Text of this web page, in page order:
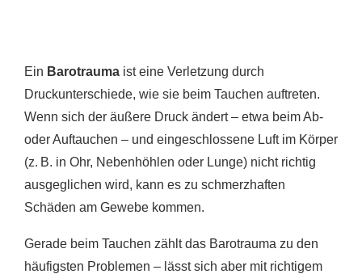
Ein Barotrauma ist eine Verletzung durch
Druckunterschiede, wie sie beim Tauchen auftreten.
Wenn sich der äußere Druck ändert – etwa beim Ab-
oder Auftauchen – und eingeschlossene Luft im Körper
(z. B. in Ohr, Nebenhöhlen oder Lunge) nicht richtig
ausgeglichen wird, kann es zu schmerzhaften
Schäden am Gewebe kommen.
Gerade beim Tauchen zählt das Barotrauma zu den
häufigsten Problemen – lässt sich aber mit richtigem